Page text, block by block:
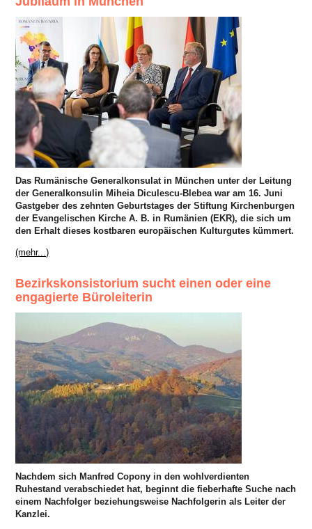
Das Rumänische Generalkonsulat in München unter der Leitung
der Generalkonsulin Miheia Diculescu-Blebea war am 16. Juni
Gastgeber des zehnten Geburtstages der Stiftung Kirchenburgen
der Evangelischen Kirche A. B. in Rumänien (EKR), die sich um
den Erhalt dieses kostbaren europäischen Kulturgutes kümmert.
(mehr...)
Bezirkskonsistorium sucht einen oder eine
engagierte Büroleiterin
Nachdem sich Manfred Copony in den wohlverdienten
Ruhestand verabschiedet hat, beginnt die fieberhafte Suche nach
einem Nachfolger beziehungsweise Nachfolgerin als Leiter der
Kanzlei.